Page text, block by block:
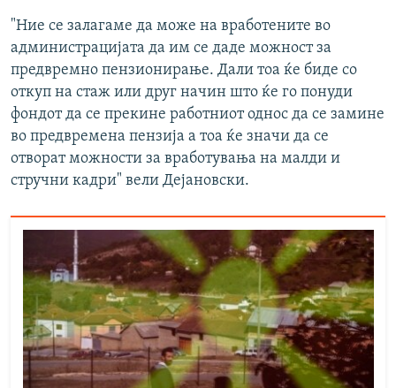
"Ние се залагаме да може на вработените во
администрацијата да им се даде можност за
предвремно пензионирање. Дали тоа ќе биде со
откуп на стаж или друг начин што ќе го понуди
фондот да се прекине работниот однос да се замине
во предвремена пензија а тоа ќе значи да се
отворат можности за вработувања на малди и
стручни кадри" вели Дејановски.